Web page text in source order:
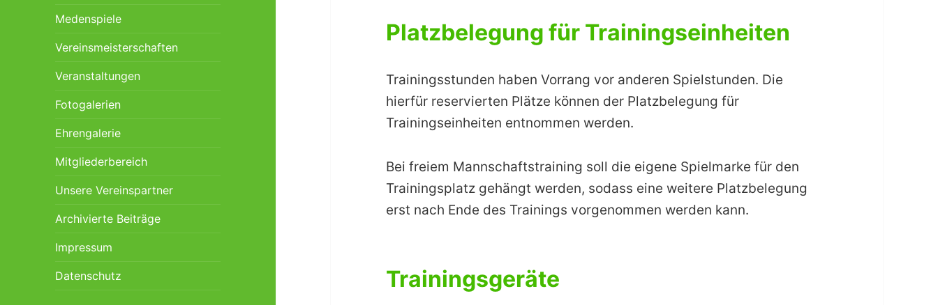
Medenspiele
Vereinsmeisterschaften
Veranstaltungen
Fotogalerien
Ehrengalerie
Mitgliederbereich
Unsere Vereinspartner
Archivierte Beiträge
Impressum
Datenschutz
Platzbelegung für Trainingseinheiten
Trainingsstunden haben Vorrang vor anderen Spielstunden. Die
hierfür reservierten Plätze können der Platzbelegung für
Trainingseinheiten entnommen werden.
Bei freiem Mannschaftstraining soll die eigene Spielmarke für den
Trainingsplatz gehängt werden, sodass eine weitere Platzbelegung
erst nach Ende des Trainings vorgenommen werden kann.
Trainingsgeräte